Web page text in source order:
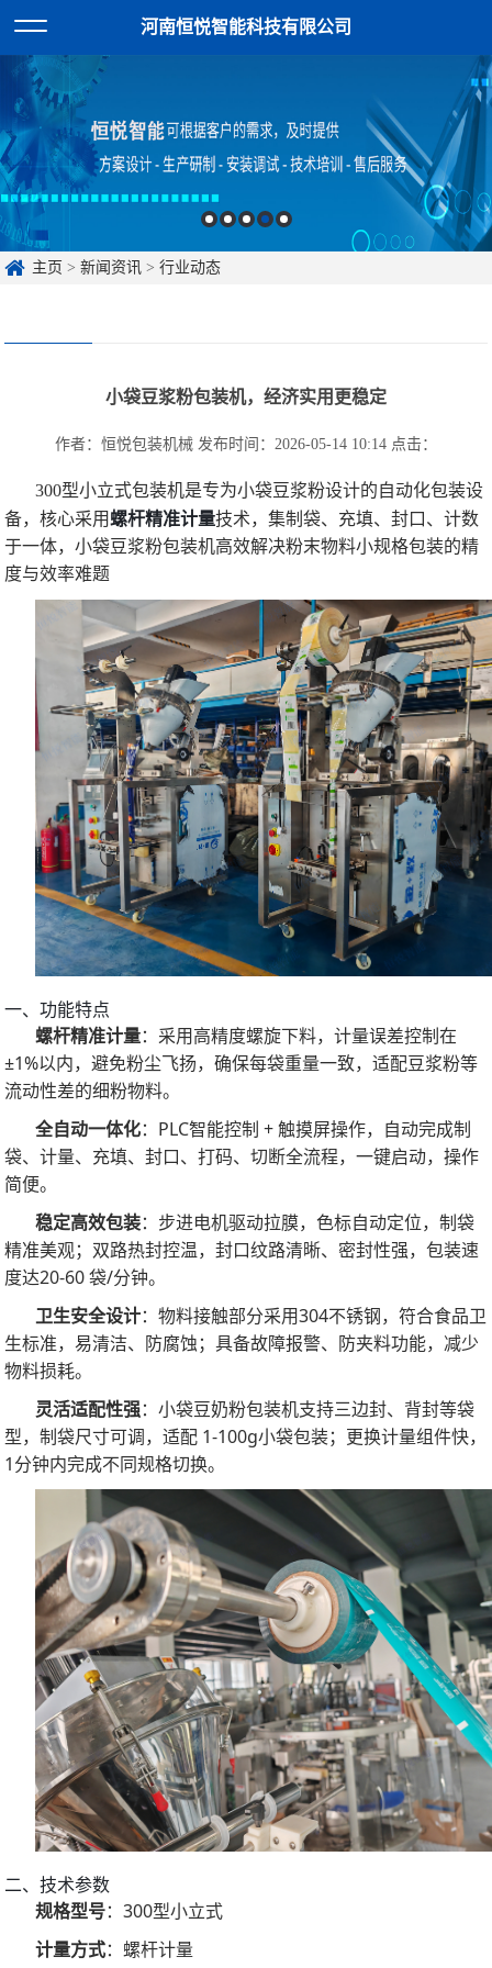
河南恒悦智能科技有限公司
主页 >新闻资讯 >行业动态
小袋豆浆粉包装机，经济实用更稳定
作者：恒悦包装机械 发布时间：2026-05-14 10:14 点击：
300型小立式包装机是专为小袋豆浆粉设计的自动化包装设
备，核心采用螺杆精准计量技术，集制袋、充填、封口、计数
于一体，小袋豆浆粉包装机高效解决粉末物料小规格包装的精
度与效率难题
一、功能特点
螺杆精准计量：采用高精度螺旋下料，计量误差控制在
±1%以内，避免粉尘飞扬，确保每袋重量一致，适配豆浆粉等
流动性差的细粉物料。
全自动一体化：PLC智能控制 + 触摸屏操作，自动完成制
袋、计量、充填、封口、打码、切断全流程，一键启动，操作
简便。
稳定高效包装：步进电机驱动拉膜，色标自动定位，制袋
精准美观；双路热封控温，封口纹路清晰、密封性强，包装速
度达20-60 袋/分钟。
卫生安全设计：物料接触部分采用304不锈钢，符合食品卫
生标准，易清洁、防腐蚀；具备故障报警、防夹料功能，减少
物料损耗。
灵活适配性强：小袋豆奶粉包装机支持三边封、背封等袋
型，制袋尺寸可调，适配 1-100g小袋包装；更换计量组件快，
1分钟内完成不同规格切换。
二、技术参数
规格型号：300型小立式
计量方式：螺杆计量